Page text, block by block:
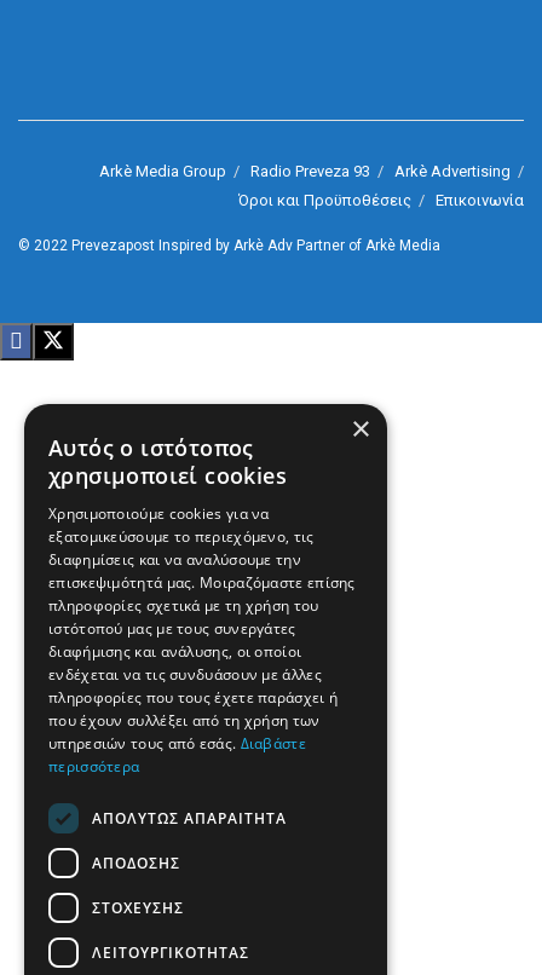
Arkè Media Group Radio Preveza 93
Arkè Advertising
Όροι και Προϋποθέσεις
Επικοινωνία
© 2022 Prevezapost Inspired by Arkè Adv Partner of Arkè Media
×
Αυτός ο ιστότοπος
χρησιμοποιεί cookies
Χρησιμοποιούμε cookies για να
εξατομικεύσουμε το περιεχόμενο, τις
διαφημίσεις και να αναλύσουμε την
επισκεψιμότητά μας. Μοιραζόμαστε επίσης
πληροφορίες σχετικά με τη χρήση του
ιστότοπού μας με τους συνεργάτες
διαφήμισης και ανάλυσης, οι οποίοι
ενδέχεται να τις συνδυάσουν με άλλες
πληροφορίες που τους έχετε παράσχει ή
που έχουν συλλέξει από τη χρήση των
υπηρεσιών τους από εσάς. Διαβάστε
περισσότερα
ΑΠΟΛΎΤΩΣ ΑΠΑΡΑΊΤΗΤΑ
ΑΠΌΔΟΣΗΣ
ΣΤΌΧΕΥΣΗΣ
ΛΕΙΤΟΥΡΓΙΚΌΤΗΤΑΣ